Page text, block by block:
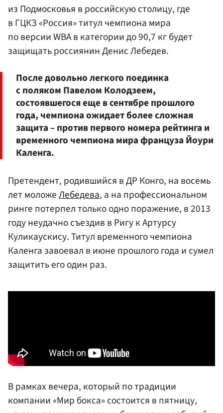
из Подмосковья в российскую столицу, где
в ГЦКЗ «Россия» титул чемпиона мира
по версии WBA в категории до 90,7 кг будет
защищать россиянин Денис Лебедев.
После довольно легкого поединка
с поляком Павелом Колодзеем,
состоявшегося еще в сентябре прошлого
года, чемпиона ожидает более сложная
защита – против первого номера рейтинга и
временного чемпиона мира француза Йоури
Каленга.
Претендент, родившийся в ДР Конго, на восемь
лет моложеЛебедева, а на профессиональном
ринге потерпел только одно поражение, в 2013
году неудачно съездив в Ригу к Артурсу
Куликаускису. Титул временного чемпиона
Каленга завоевал в июне прошлого года и сумел
защитить его один раз.
В рамках вечера, который по традиции
компании «Мир бокса» состоится в пятницу,